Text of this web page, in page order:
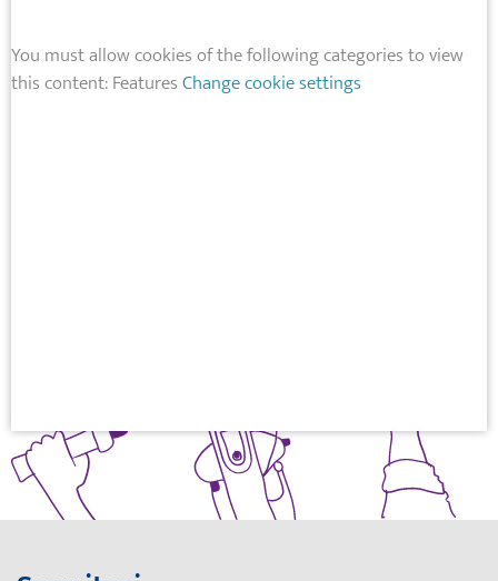
You must allow cookies of the following categories to view
this content: FeaturesChange cookie settings